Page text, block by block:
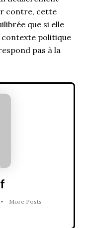
contre, cette
que si elle
contexte politique
pas à la
• More Posts